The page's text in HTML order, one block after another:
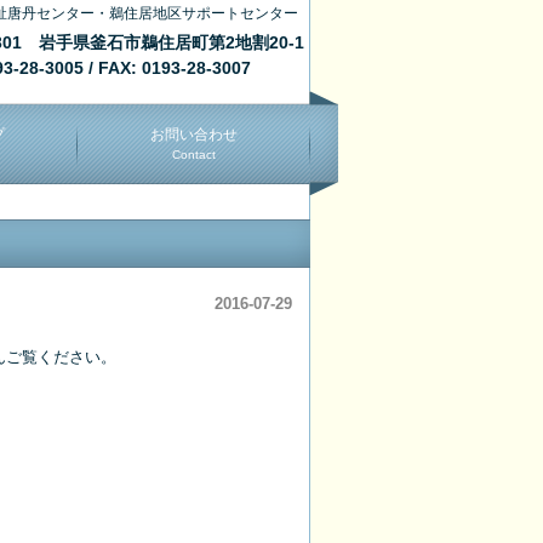
丹センター・鵜住居地区サポートセンター
岩手県釜石市鵜住居町第2地割20-1
28-3005 / FAX: 0193-28-3007
お問い合わせ
Contact
2016-07-29
覧ください。